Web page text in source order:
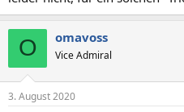
O omavoss
Vice Admiral
3. August 2020